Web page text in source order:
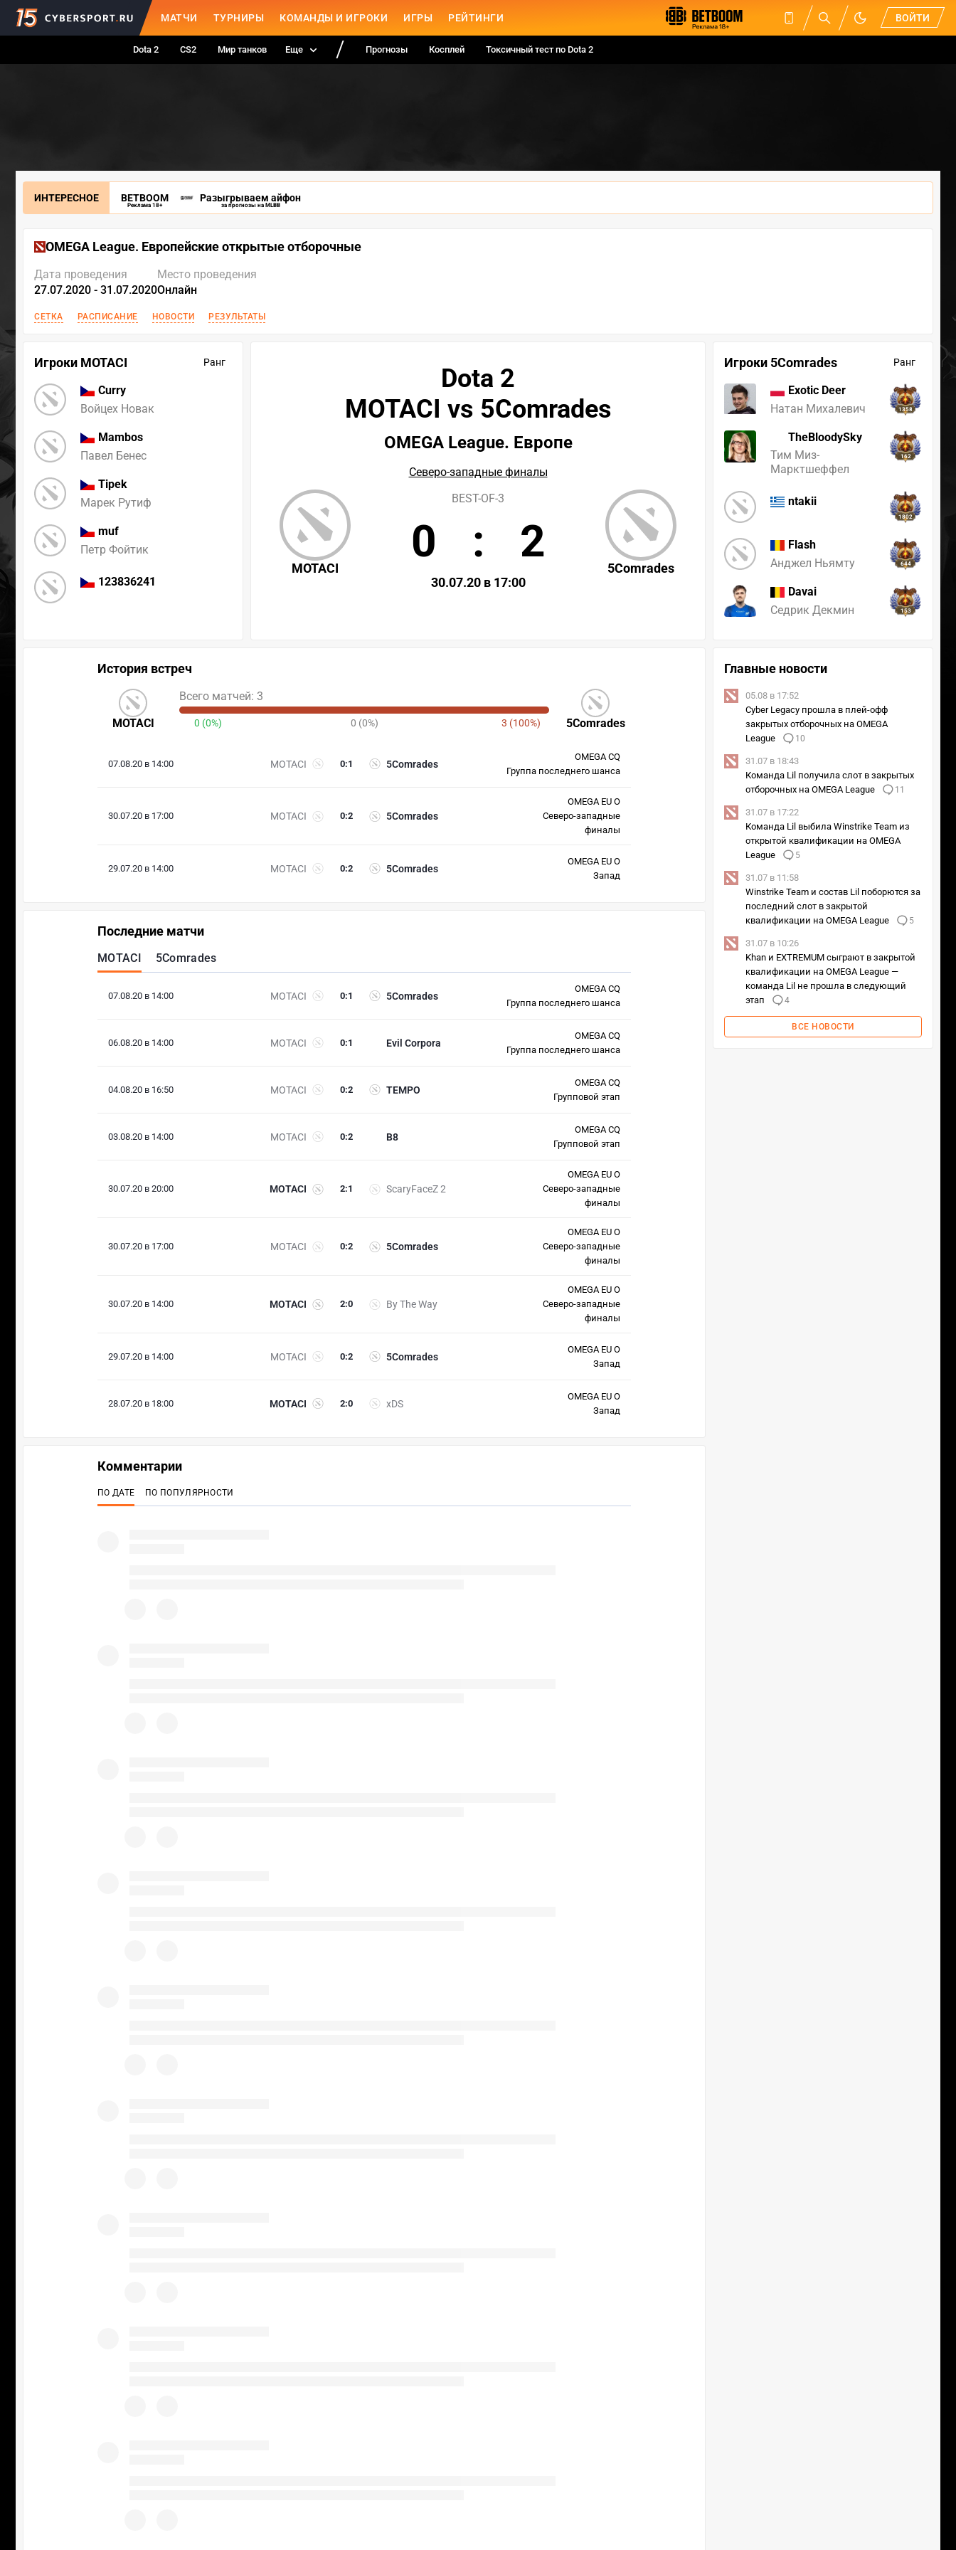
МАТЧИ ТУРНИРЫ КОМАНДЫ И ИГРОКИ ИГРЫ РЕЙТИНГИ ВОЙТИ
Dota 2 CS2 Мир танков Еще Прогнозы Косплей Токсичный тест по Dota 2
ИНТЕРЕСНОЕ BETBOOM
Реклама 18+
Разыгрываем айфон
за прогнозы на MLBB
OMEGA League. Европейские открытые отборочные
Дата проведения
27.07.2020 - 31.07.2020
Место проведения
Онлайн
СЕТКА РАСПИСАНИЕ НОВОСТИ РЕЗУЛЬТАТЫ
Игроки MOTACI Ранг
Curry
Войцех Новак
Mambos
Павел Бенес
Tipek
Марек Рутиф
muf
Петр Фойтик
123836241
Игроки 5Comrades Ранг
Exotic Deer
Натан Михалевич
1358
TheBloodySky
Тим Миз-
Марктшеффел
162
ntakii
1802
Flash
Анджел Ньямту
644
Davai
Седрик Декмин
153
Dota 2
MOTACI vs 5Comrades
OMEGA League. Европе
Северо-западные финалы
MOTACI 5Comrades
BEST-OF-3
0 : 2
30.07.20 в 17:00
История встреч
MOTACI 5Comrades
Всего матчей: 3
0 (0%) 0 (0%) 3 (100%)
07.08.20 в 14:00 MOTACI 5Comrades
0:1
OMEGA CQ
Группа последнего шанса
30.07.20 в 17:00 MOTACI 5Comrades
0:2
OMEGA EU O
Северо-западные
финалы
29.07.20 в 14:00 MOTACI 5Comrades
0:2
OMEGA EU O
Запад
Последние матчи
MOTACI 5Comrades
07.08.20 в 14:00 MOTACI 5Comrades
0:1
OMEGA CQ
Группа последнего шанса
06.08.20 в 14:00 MOTACI Evil Corpora
0:1
OMEGA CQ
Группа последнего шанса
04.08.20 в 16:50 MOTACI TEMPO
0:2
OMEGA CQ
Групповой этап
03.08.20 в 14:00 MOTACI B8
0:2
OMEGA CQ
Групповой этап
30.07.20 в 20:00 MOTACI ScaryFaceZ 2
2:1
OMEGA EU O
Северо-западные
финалы
30.07.20 в 17:00 MOTACI 5Comrades
0:2
OMEGA EU O
Северо-западные
финалы
30.07.20 в 14:00 MOTACI By The Way
2:0
OMEGA EU O
Северо-западные
финалы
29.07.20 в 14:00 MOTACI 5Comrades
0:2
OMEGA EU O
Запад
28.07.20 в 18:00 MOTACI xDS
2:0
OMEGA EU O
Запад
Главные новости
05.08 в 17:52
Cyber Legacy прошла в плей-офф
закрытых отборочных на OMEGA
League
10
31.07 в 18:43
Команда Lil получила слот в закрытых
отборочных на OMEGA League
11
31.07 в 17:22
Команда Lil выбила Winstrike Team из
открытой квалификации на OMEGA
League
5
31.07 в 11:58
Winstrike Team и состав Lil поборются за
последний слот в закрытой
квалификации на OMEGA League
5
31.07 в 10:26
Khan и EXTREMUM сыграют в закрытой
квалификации на OMEGA League —
команда Lil не прошла в следующий
этап
4
ВСЕ НОВОСТИ
Комментарии
ПО ДАТЕ ПО ПОПУЛЯРНОСТИ